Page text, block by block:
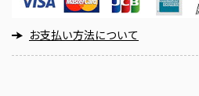
お支払い方法について